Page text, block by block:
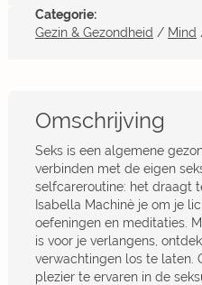
Categorie:
Gezin & Gezondheid / Mind
Omschrijving
Seks is een algemene
verbinden met de eigen
selfcareroutine: het draagt
Isabella Machinè je om je
oefeningen en meditaties.
is voor je verlangens,
verwachtingen los te laten.
plezier te ervaren in de